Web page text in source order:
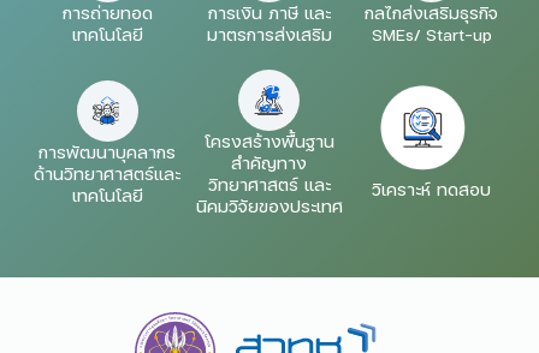
การถ่ายทอด
เทคโนโลยี
การเงิน ภาษี และ
มาตรการส่งเสริม
กลไกส่งเสริมธุรกิจ
SMEs/ Start-up
การพัฒนาบุคลากร
ด้านวิทยาศาสตร์และ
เทคโนโลยี
โครงสร้างพื้นฐาน
สำคัญทาง
วิทยาศาสตร์ และ
นิคมวิจัยของประเทศ
วิเคราะห์ ทดสอบ